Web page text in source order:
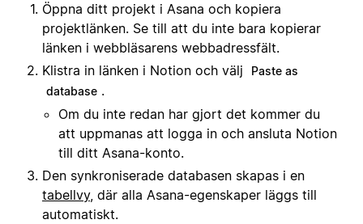
Öppna ditt projekt i Asana och kopiera
projektlänken. Se till att du inte bara kopierar
länken i webbläsarens webbadressfält.
Klistra in länken i Notion och välj
Paste as
database .
Om du inte redan har gjort det kommer du
att uppmanas att logga in och ansluta Notion
till ditt Asana-konto.
Den synkroniserade databasen skapas i en
tabellvy, där alla Asana-egenskaper läggs till
automatiskt.